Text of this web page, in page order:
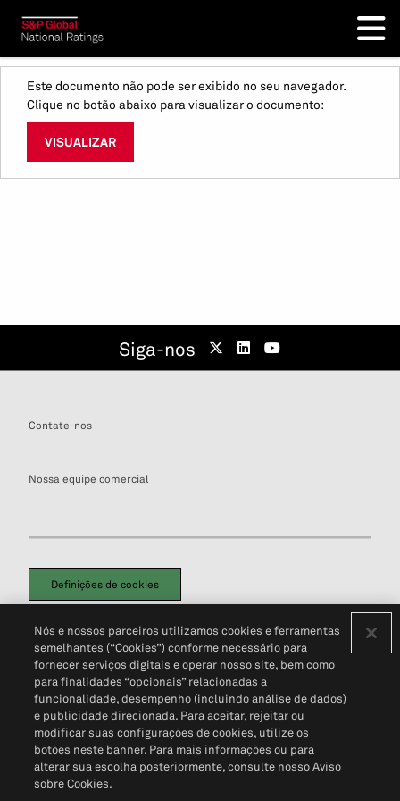
Este documento não pode ser exibido no seu navegador.
Clique no botão abaixo para visualizar o documento:
VISUALIZAR
Siga-nos
Contate-nos
Nossa equipe comercial
Definições de cookies
Política de PrivacidadePortal de privacidade do cliente (em inglês)
Não Venda Minhas Informações Pessoais© 2026 S&P Global
Nós e nossos parceiros utilizamos cookies e ferramentas
semelhantes (“Cookies”) conforme necessário para
fornecer serviços digitais e operar nosso site, bem como
para finalidades “opcionais” relacionadas a
funcionalidade, desempenho (incluindo análise de dados)
e publicidade direcionada. Para aceitar, rejeitar ou
modificar suas configurações de cookies, utilize os
botões neste banner. Para mais informações ou para
alterar sua escolha posteriormente, consulte nosso Aviso
sobre Cookies.